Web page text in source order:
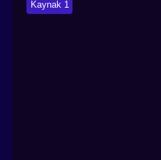
Kaynak 1